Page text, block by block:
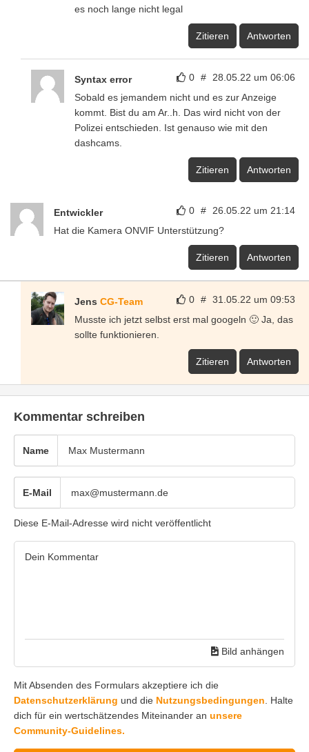
es noch lange nicht legal
Zitieren Antworten
0 # 28.05.22 um 06:06
Syntax error
Sobald es jemandem nicht und es zur Anzeige
kommt. Bist du am Ar..h. Das wird nicht von der
Polizei entschieden. Ist genauso wie mit den
dashcams.
Zitieren Antworten
0 # 26.05.22 um 21:14
Entwickler
Hat die Kamera ONVIF Unterstützung?
Zitieren Antworten
0 # 31.05.22 um 09:53
Jens CG-Team
Musste ich jetzt selbst erst mal googeln 🙂 Ja, das
sollte funktionieren.
Zitieren Antworten
Kommentar schreiben
Name
E-Mail
Diese E-Mail-Adresse wird nicht veröffentlicht
Bild anhängen
Mit Absenden des Formulars akzeptiere ich die
Datenschutzerklärung und die Nutzungsbedingungen . Halte
dich für ein wertschätzendes Miteinander an unsere
Community-Guidelines.